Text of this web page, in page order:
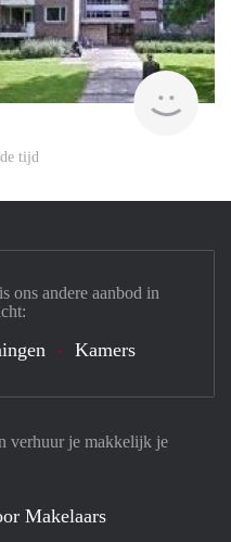
tijd
verhuur je makkelijk je
Makelaars
ons andere aanbod in
Kamers